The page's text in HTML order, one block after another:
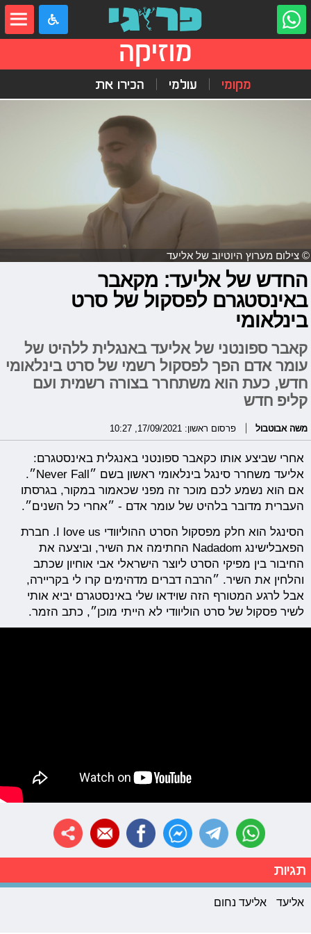
מוזיקה
מקומי עולמי הכירו את
© צילום מערוץ היוטיוב של אליעד
החדש של אליעד: מקאבר
באינסטגרם לפסקול של סרט
בינלאומי
קאבר ספונטני של אליעד באנגלית ללהיט של
עומר אדם הפך לפסקול רשמי של סרט בינלאומי
חדש, כעת הוא משתחרר בצורה רשמית ועם
קליפ חדש
משה אבוטבול פרסום ראשון: 17/09/2021, 10:27
אחרי שביצע אותו כקאבר ספונטני באנגלית באינסטגרם:
אליעד משחרר סינגל בינלאומי ראשון בשם ״Never Fall״.
אם הוא נשמע לכם מוכר זה מפני שכאמור במקור, בגרסתו
העברית מדובר בלהיט של עומר אדם - ״אחרי כל השנים״.
הסינגל הוא חלק מפסקול הסרט ההוליוודי I love us. חברת
הפאבלישינג Nadadom החתימה את השיר, וביצעה את
החיבור בין מפיקי הסרט ליוצר הישראלי אבי אוחיון שכתב
והלחין את השיר. ״הרבה דברים מדהימים קרו לי בקריירה,
אבל לרגע המטורף הזה שוידאו שלי באינסטגרם יביא אותי
לשיר פסקול של סרט הוליוודי לא הייתי מוכן״, כתב הזמר.
תגיות
אליעד אליעד נחום